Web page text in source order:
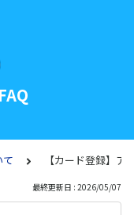
て 【カード登録】
最終更新日 : 2026/05/07